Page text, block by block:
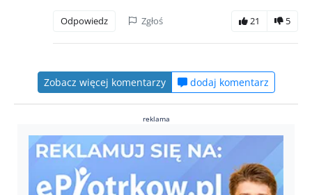
Odpowiedz Zgłoś 21 5
Zobacz więcej komentarzy dodaj komentarz
reklama